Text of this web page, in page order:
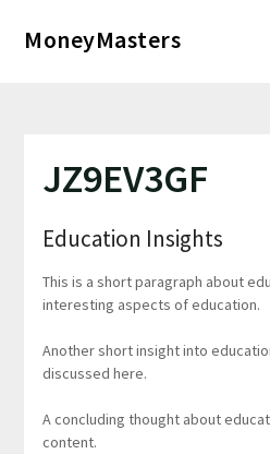
MoneyMasters
JZ9EV3GF
Education Insights
This is a short paragraph about
interesting aspects of education.
Another short insight into
discussed here.
A concluding thought about
content.